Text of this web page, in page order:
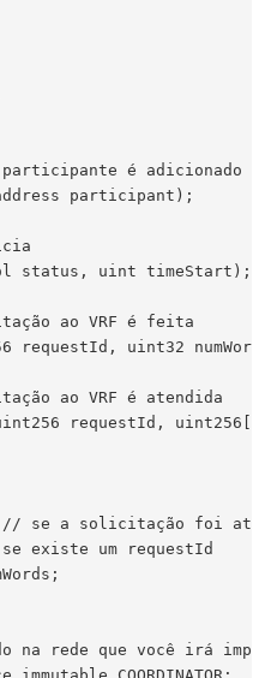
participante é adicionado
participant);
status, uint timeStart);
ao VRF é feita
requestId, uint32
ao VRF é atendida
requestId, uint256[]
se a solicitação foi
existe um requestId
na rede que você irá